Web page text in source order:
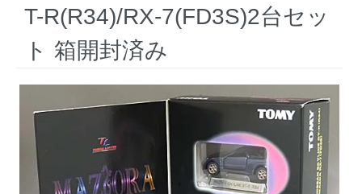
T-R(R34)/RX-7(FD3S)2台セッ
ト 箱開封済み